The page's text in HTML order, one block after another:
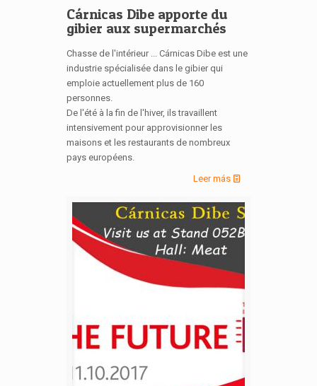
Cárnicas Dibe apporte du
gibier aux supermarchés
Chasse de l'intérieur ... Cárnicas Dibe est une
industrie spécialisée dans le gibier qui
emploie actuellement plus de 160
personnes.
De l'été à la fin de l'hiver, ils travaillent
intensivement pour approvisionner les
maisons et les restaurants de nombreux
pays européens.
Leer más